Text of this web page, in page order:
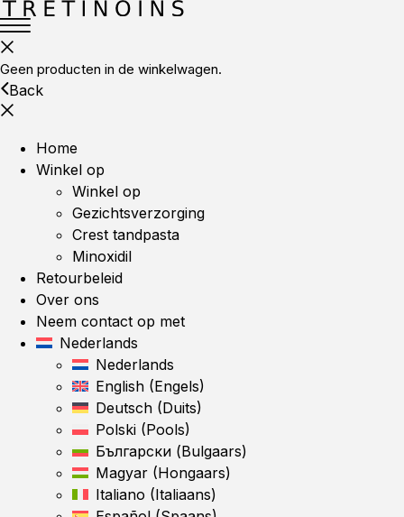
Geen producten in de winkelwagen.
Back
Home
Winkel op
Winkel op
Gezichtsverzorging
Crest tandpasta
Minoxidil
Retourbeleid
Over ons
Neem contact op met
Nederlands
Nederlands
English (Engels)
Deutsch (Duits)
Polski (Pools)
Български (Bulgaars)
Magyar (Hongaars)
Italiano (Italiaans)